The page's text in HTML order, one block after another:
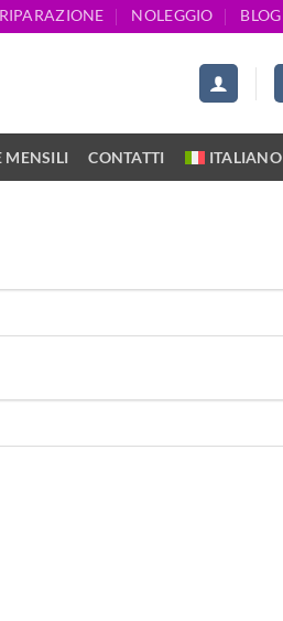
RIPARAZIONE NOLEGGIO BLOG
MENSILI CONTATTI ITALIANO